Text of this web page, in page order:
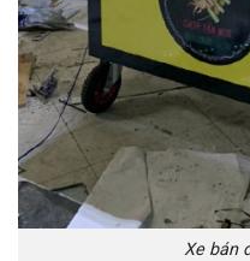
Xe bán